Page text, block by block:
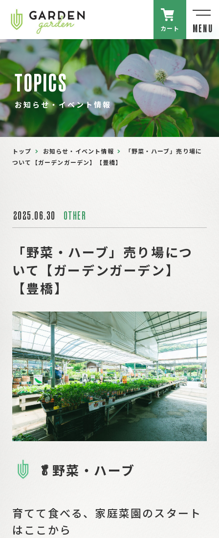
カート MENU
TOPICS
お知らせ・イベント情報
トップ お知らせ・イベント情報
「野菜・ハーブ」売り場に
ついて【ガーデンガーデン】【豊橋】
2025.06.30 OTHER
「野菜・ハーブ」売り場につ
いて【ガーデンガーデン】
【豊橋】
🥬野菜・ハーブ
育てて食べる、家庭菜園のスタート
はここから